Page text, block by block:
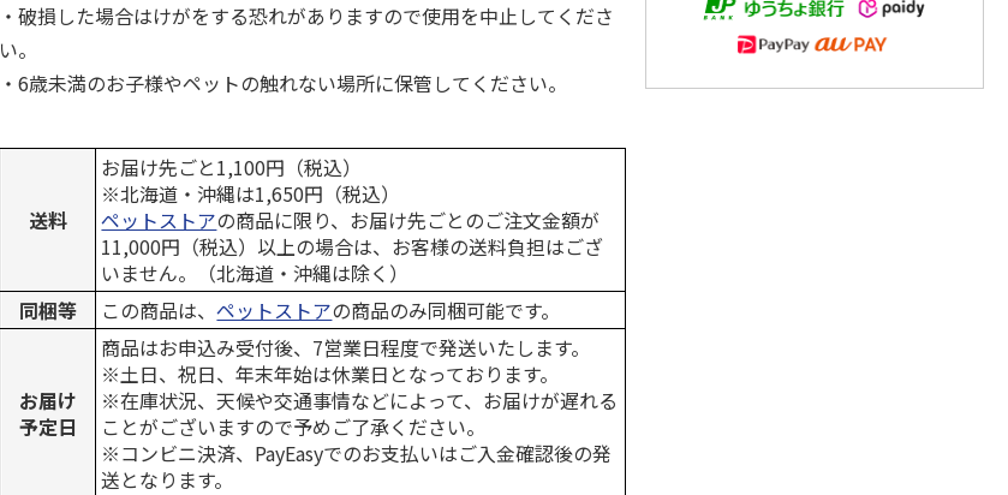
・破損した場合はけがをする恐れがありますので使用を中止してくださ
い。
・6歳未満のお子様やペットの触れない場所に保管してください。
送料
お届け先ごと1,100円（税込）
※北海道・沖縄は1,650円（税込）
ペットストアの商品に限り、お届け先ごとのご注文金額が
11,000円（税込）以上の場合は、お客様の送料負担はござ
いません。（北海道・沖縄は除く）
同梱等
この商品は、ペットストアの商品のみ同梱可能です。
お届け
予定日
商品はお申込み受付後、7営業日程度で発送いたします。
※土日、祝日、年末年始は休業日となっております。
※在庫状況、天候や交通事情などによって、お届けが遅れる
ことがございますので予めご了承ください。
※コンビニ決済、PayEasyでのお支払いはご入金確認後の発
送となります。